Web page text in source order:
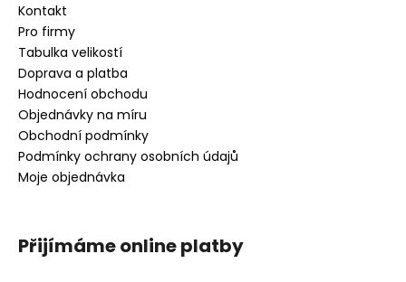
Kontakt
Pro firmy
Tabulka velikostí
Doprava a platba
Hodnocení obchodu
Objednávky na míru
Obchodní podmínky
Podmínky ochrany osobních údajů
Moje objednávka
Přijímáme online platby